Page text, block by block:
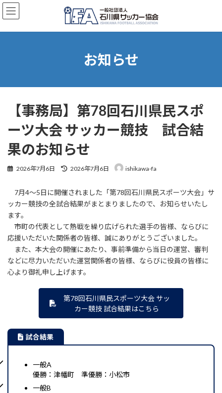
コ
ン
ン
ナ
ビ
ー
お知らせ
【事務局】第78回石川県民スポ
ーツ大会 サッカー競技 試合結
果のお知らせ
2026年7月6日
最
新
日
2026年7月6日 ishikawa-fa
7月4～5日に開催されました「第78回石川県民スポーツ大会」サ
ッカー競技の全試合結果がまとまりましたので、お知らせいたし
ます。
市町の代表として熱戦を繰り広げられた選手の皆様、ならびに
応援いただいた関係者の皆様、誠にありがとうございました。
また、本大会の開催にあたり、事前準備から当日の運営、審判
などに尽力いただいた運営関係者の皆様、ならびに役員の皆様に
心より御礼申し上げます。
第78回石川県民スポーツ大会 サッ
カー競技 試合結果はこちら
試合結果
一般A
優勝：津幡町 準優勝：小松市
一般B